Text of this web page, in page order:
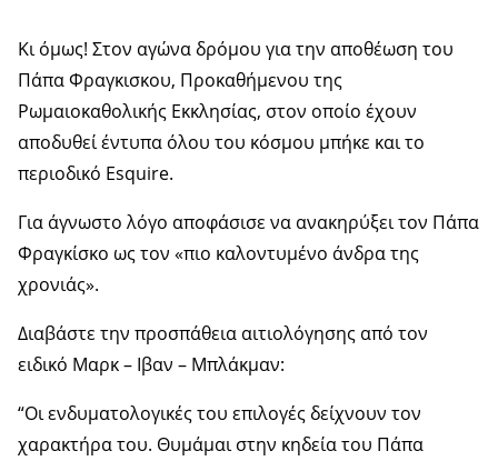
Κι όμως! Στον αγώνα δρόμου για την αποθέωση του
Πάπα Φραγκισκου, Προκαθήμενου της
Ρωμαιοκαθολικής Εκκλησίας, στον οποίο έχουν
αποδυθεί έντυπα όλου του κόσμου μπήκε και το
περιοδικό Esquire.
Για άγνωστο λόγο αποφάσισε να ανακηρύξει τον Πάπα
Φραγκίσκο ως τον «πιο καλοντυμένο άνδρα της
χρονιάς».
Διαβάστε την προσπάθεια αιτιολόγησης από τον
ειδικό Μαρκ – Ιβαν – Μπλάκμαν:
“Οι ενδυματολογικές του επιλογές δείχνουν τον
χαρακτήρα του. Θυμάμαι στην κηδεία του Πάπα